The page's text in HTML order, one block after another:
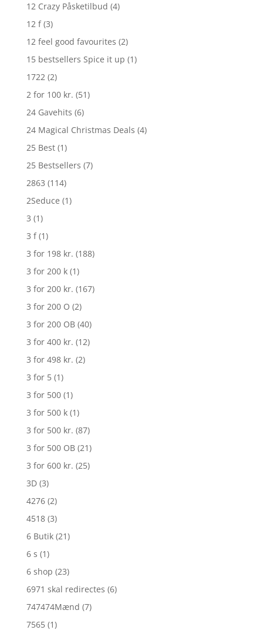
12 Crazy Påsketilbud (4)
12 f (3)
12 feel good favourites (2)
15 bestsellers Spice it up (1)
1722 (2)
2 for 100 kr. (51)
24 Gavehits (6)
24 Magical Christmas Deals (4)
25 Best (1)
25 Bestsellers (7)
2863 (114)
2Seduce (1)
3 (1)
3 f (1)
3 for 198 kr. (188)
3 for 200 k (1)
3 for 200 kr. (167)
3 for 200 O (2)
3 for 200 OB (40)
3 for 400 kr. (12)
3 for 498 kr. (2)
3 for 5 (1)
3 for 500 (1)
3 for 500 k (1)
3 for 500 kr. (87)
3 for 500 OB (21)
3 for 600 kr. (25)
3D (3)
4276 (2)
4518 (3)
6 Butik (21)
6 s (1)
6 shop (23)
6971 skal redirectes (6)
747474Mænd (7)
7565 (1)